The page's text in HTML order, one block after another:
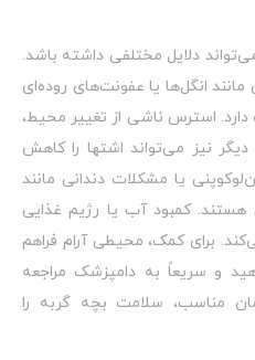
دلایل مختلفی داشته باشد.
انگل‌ها یا عفونت‌های روده‌ای
استرس ناشی از تغییر محیط،
نیز می‌تواند اشتها را کاهش
یا مشکلات دندانی مانند
هستند. کمبود آب یا رژیم غذایی
برای کمک، محیطی آرام فراهم
و سریعاً به دامپزشک مراجعه
مناسب، سلامت بچه گربه را